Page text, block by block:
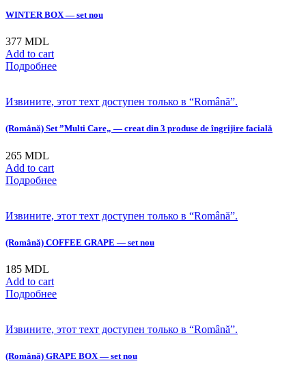
WINTER BOX — set nou
377 MDL
Add to cart
Подробнее
Извините, этот техт доступен только в “Română”.
(Română) Set ”Multi Care„ — creat din 3 produse de îngrijire facială
265 MDL
Add to cart
Подробнее
Извините, этот техт доступен только в “Română”.
(Română) COFFEE GRAPE — set nou
185 MDL
Add to cart
Подробнее
Извините, этот техт доступен только в “Română”.
(Română) GRAPE BOX — set nou